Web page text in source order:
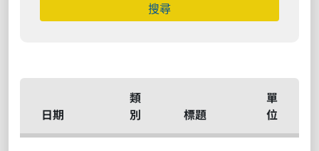
日期
類
別
標題
單
位